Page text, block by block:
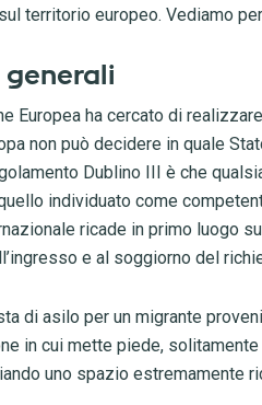
territorio europeo. Vediamo
generali
Europea ha cercato di
non può decidere in quale
Dublino III è che
individuato come
ricade in primo luogo
e al soggiorno del
di asilo per un migrante
in cui mette piede,
uno spazio estremamente